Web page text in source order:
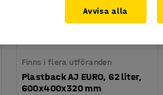
Finns i flera utföranden
Plastback AJ EURO, 62 liter,
600x400x320 mm
Avvisa alla